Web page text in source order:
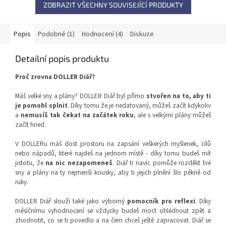
ZOBRAZIT VŠECHNY SOUVISEJÍCÍ PRODUKTY
Popis Podobné (1) Hodnocení (4) Diskuze
Detailní popis produktu
Proč zrovna DOLLER Diář?
Máš velké sny a plány? DOLLER Diář byl přímo stvořen na to, aby ti
je pomohl splnit. Díky tomu že je nedatovaný, můžeš začít kdykoliv
a nemusíš tak čekat na začátek roku, ale s velkými plány můžeš
začít hned.
V DOLLERu máš dost prostoru na zapsání veškerých myšlenek, cílů
nebo nápadů, které najdeš na jednom místě - díky tomu budeš mít
jistotu, že na nic nezapomeneš. Diář ti navíc pomůže rozdělit tvé
sny a plány na ty nejmenší kousky, aby ti jejich plnění šlo pěkně od
ruky.
DOLLER Diář slouží také jako výborný pomocník pro reflexi. Díky
měsíčnímu vyhodnocení se vždycky budeš moct ohlédnout zpět a
zhodnotit, co se ti povedlo a na čem chceš ještě zapracovat. Diář se